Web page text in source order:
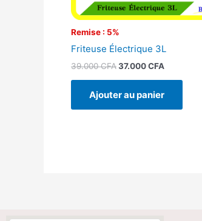
Remise : 5%
Friteuse Électrique 3L
39.000CFA37.000CFA
Ajouter au panier